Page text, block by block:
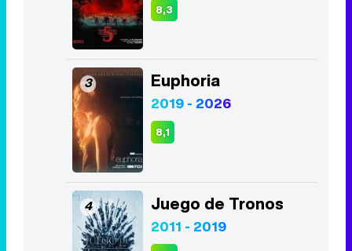
8,3
3 Euphoria
2019 - 2026
8,1
4 Juego de Tronos
2011 - 2019